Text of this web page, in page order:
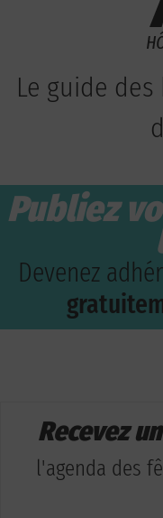
Le guide
Publiez
Devenez
Recevez
l'agenda des